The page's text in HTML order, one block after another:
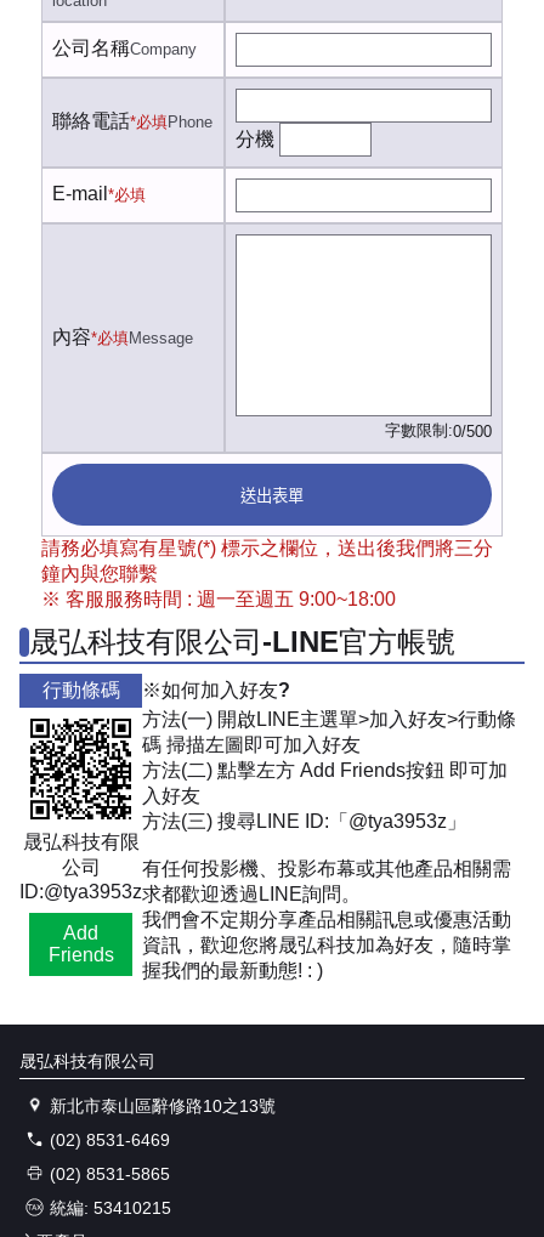
公司名稱Company
聯絡電話*必填Phone
分機
E-mail *必填
內容*必填Message
字數限制:0/500
送出表單
請務必填寫有星號(*) 標示之欄位，送出後我們將三分
鐘內與您聯繫
※ 客服服務時間 : 週一至週五 9:00~18:00
晟弘科技有限公司-LINE官方帳號
行動條碼
晟弘科技有限
公司
ID:@tya3953z
Add
Friends
※如何加入好友?
方法(一) 開啟LINE主選單>加入好友>行動條
碼 掃描左圖即可加入好友
方法(二) 點擊左方 Add Friends按鈕 即可加
入好友
方法(三) 搜尋LINE ID:「@tya3953z」
有任何投影機、投影布幕或其他產品相關需
求都歡迎透過LINE詢問。
我們會不定期分享產品相關訊息或優惠活動
資訊，歡迎您將晟弘科技加為好友，隨時掌
握我們的最新動態! : )
晟弘科技有限公司
新北市泰山區辭修路10之13號
(02) 8531-6469
(02) 8531-5865
統編: 53410215